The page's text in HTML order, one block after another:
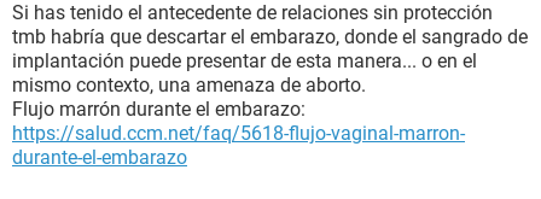
Si has tenido el antecedente de relaciones sin protección
tmb habría que descartar el embarazo, donde el sangrado de
implantación puede presentar de esta manera... o en el
mismo contexto, una amenaza de aborto.
Flujo marrón durante el embarazo:
https://salud.ccm.net/faq/5618-flujo-vaginal-marron-
durante-el-embarazo